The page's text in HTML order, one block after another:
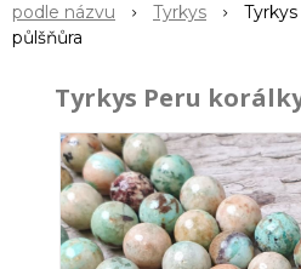
podle názvu
Tyrkys
půlšňůra
Tyrkys Peru